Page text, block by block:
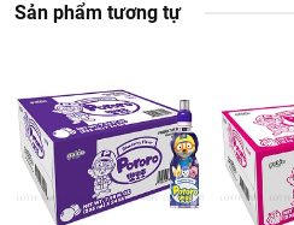
Sản phẩm tương tự